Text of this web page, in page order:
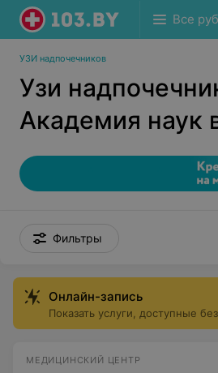
Все
УЗИ надпочечников
Узи
Академия наук
Фильтры
Онлайн-запись
Показать услуги, доступные
МЕДИЦИНСКИЙ ЦЕНТР